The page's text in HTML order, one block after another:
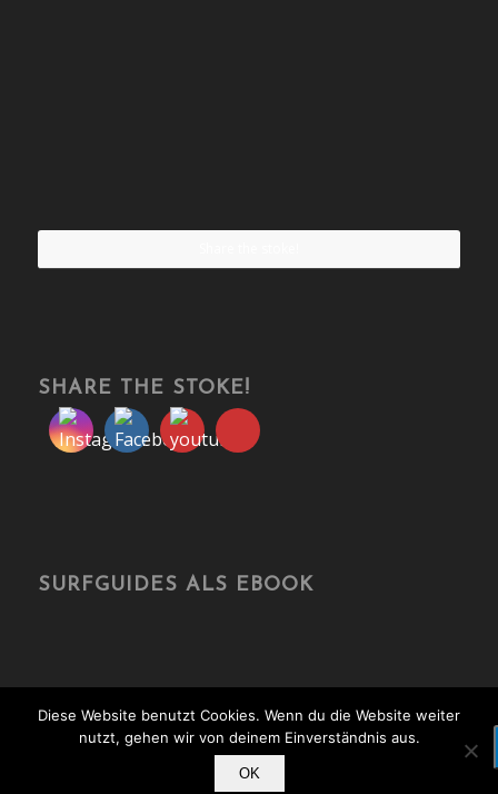
SHARE THE STOKE!
SURFGUIDES ALS EBOOK
© Copyright - travelonboards.de
Media Kit
Diese Website benutzt Cookies. Wenn du die Website weiter
nutzt, gehen wir von deinem Einverständnis aus.
OK